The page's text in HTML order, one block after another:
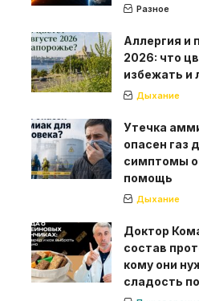
Разное
Аллергия и
2026: что
избежать и
Дыхание
Утечка
опасен газ
симптомы
помощь
Дыхание
Доктор
состав
кому они
сладость